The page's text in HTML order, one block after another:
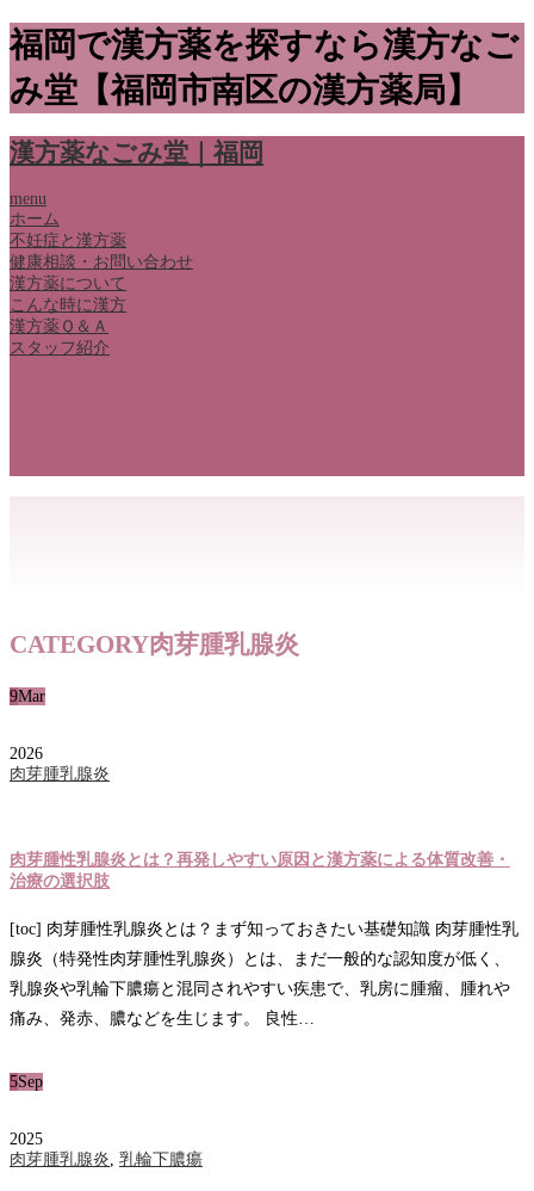
福岡で漢方薬を探すなら漢方なご
み堂【福岡市南区の漢方薬局】
漢方薬なごみ堂｜福岡
menu
ホーム
不妊症と漢方薬
健康相談・お問い合わせ
漢方薬について
こんな時に漢方
漢方薬Ｑ＆Ａ
スタッフ紹介
CATEGORY肉芽腫乳腺炎
9Mar
2026
肉芽腫乳腺炎
肉芽腫性乳腺炎とは？再発しやすい原因と漢方薬による体質改善・
治療の選択肢
[toc] 肉芽腫性乳腺炎とは？まず知っておきたい基礎知識 肉芽腫性乳
腺炎（特発性肉芽腫性乳腺炎）とは、まだ一般的な認知度が低く、
乳腺炎や乳輪下膿瘍と混同されやすい疾患で、乳房に腫瘤、腫れや
痛み、発赤、膿などを生じます。 良性…
5Sep
2025
肉芽腫乳腺炎, 乳輪下膿瘍